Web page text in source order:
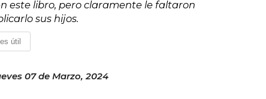
este libro, pero claramente le faltaron
sus hijos.
útil
07 de Marzo, 2024